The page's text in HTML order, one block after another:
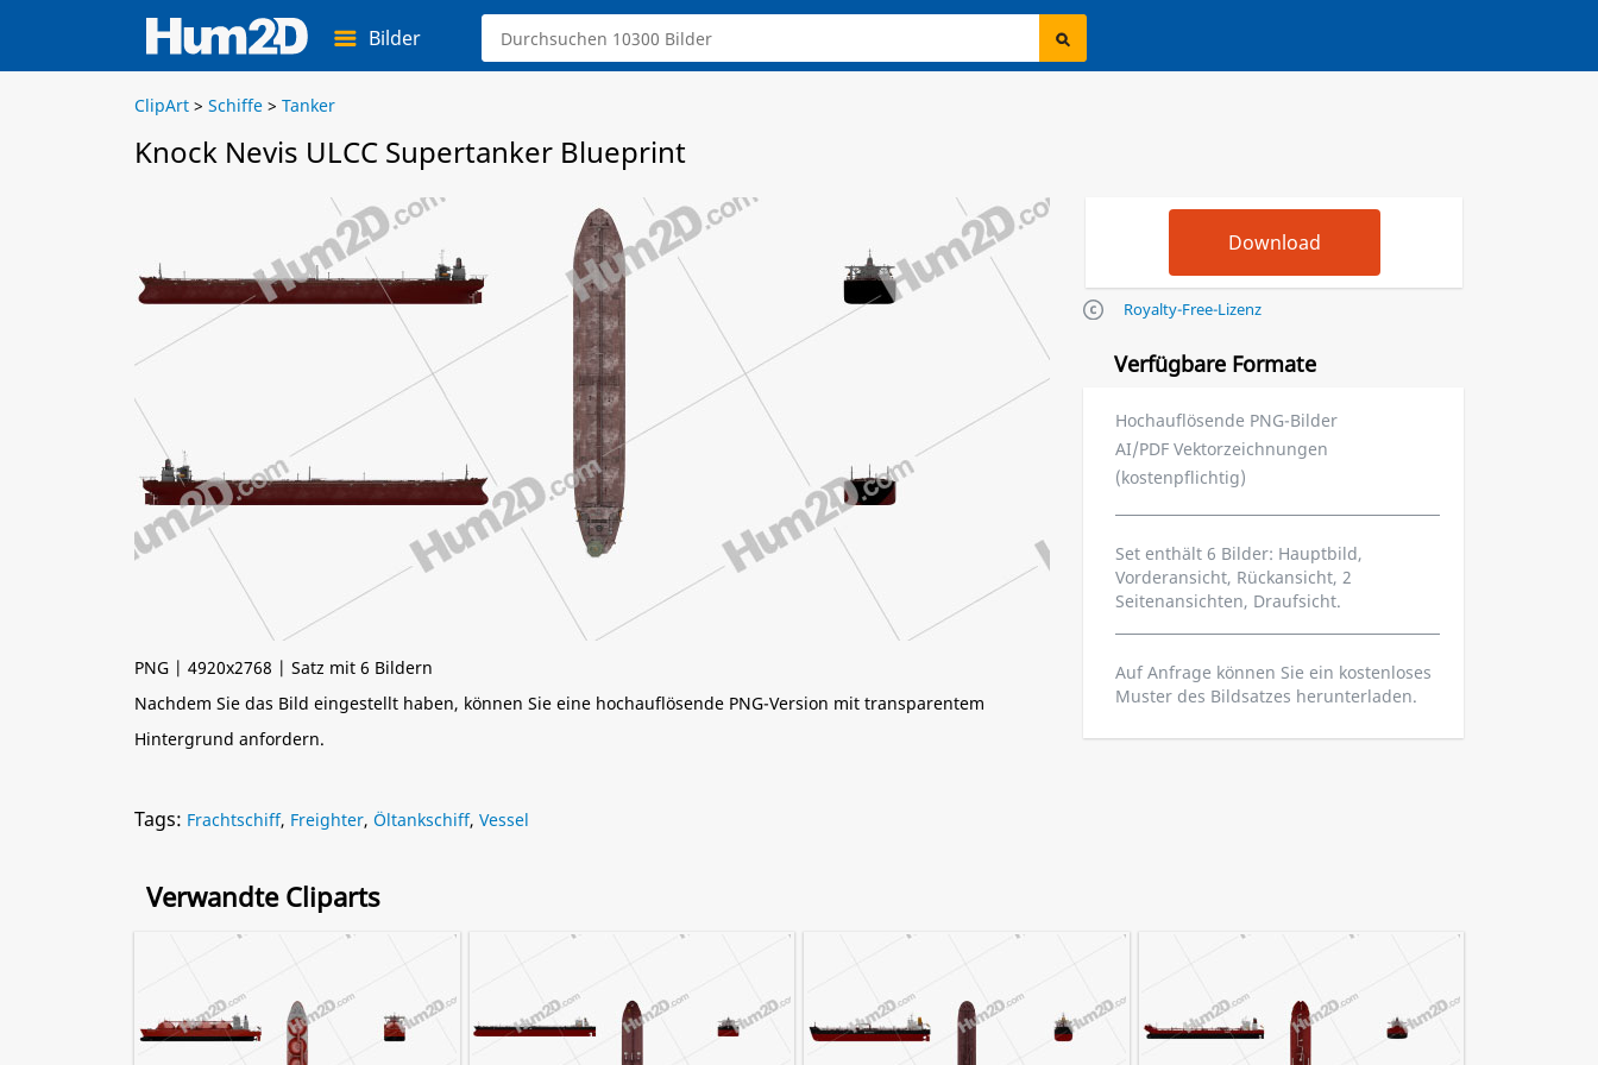
Bilder
ClipArt > Schiffe > Tanker
Knock Nevis ULCC Supertanker Blueprint
PNG | 4920x2768 | Satz mit 6 Bildern
Nachdem Sie das Bild eingestellt haben, können Sie eine hochauflösende PNG-Version mit transparentem
Hintergrund anfordern.
Royalty-Free-Lizenz
Verfügbare Formate
Hochauflösende PNG-Bilder
AI/PDF Vektorzeichnungen
(kostenpflichtig)
Set enthält 6 Bilder: Hauptbild,
Vorderansicht, Rückansicht, 2
Seitenansichten, Draufsicht.
Auf Anfrage können Sie ein kostenloses
Muster des Bildsatzes herunterladen.
Tags: Frachtschiff, Freighter, Öltankschiff, Vessel
Verwandte Cliparts